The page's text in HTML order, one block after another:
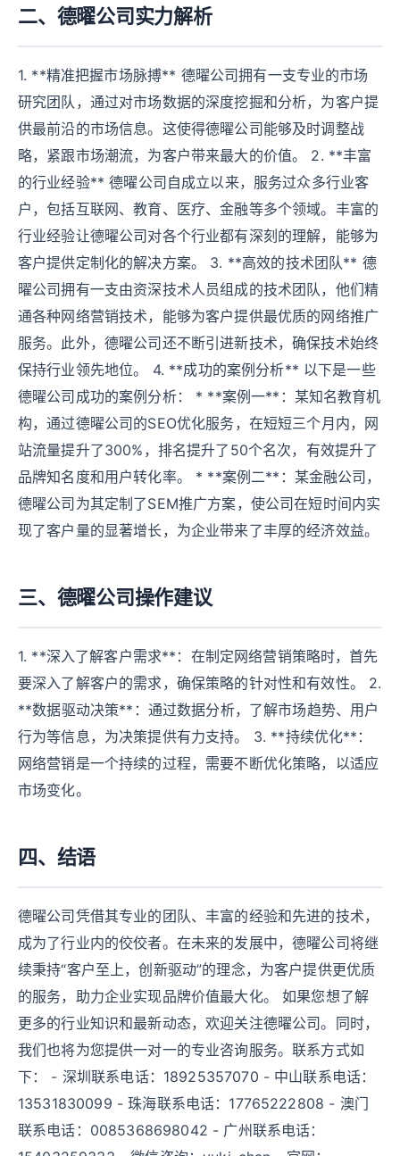
二、德曜公司实力解析
1. **精准把握市场脉搏** 德曜公司拥有一支专业的市场
研究团队，通过对市场数据的深度挖掘和分析，为客户提
供最前沿的市场信息。这使得德曜公司能够及时调整战
略，紧跟市场潮流，为客户带来最大的价值。 2. **丰富
的行业经验** 德曜公司自成立以来，服务过众多行业客
户，包括互联网、教育、医疗、金融等多个领域。丰富的
行业经验让德曜公司对各个行业都有深刻的理解，能够为
客户提供定制化的解决方案。 3. **高效的技术团队** 德
曜公司拥有一支由资深技术人员组成的技术团队，他们精
通各种网络营销技术，能够为客户提供最优质的网络推广
服务。此外，德曜公司还不断引进新技术，确保技术始终
保持行业领先地位。 4. **成功的案例分析** 以下是一些
德曜公司成功的案例分析： * **案例一**：某知名教育机
构，通过德曜公司的SEO优化服务，在短短三个月内，网
站流量提升了300%，排名提升了50个名次，有效提升了
品牌知名度和用户转化率。 * **案例二**：某金融公司，
德曜公司为其定制了SEM推广方案，使公司在短时间内实
现了客户量的显著增长，为企业带来了丰厚的经济效益。
三、德曜公司操作建议
1. **深入了解客户需求**：在制定网络营销策略时，首先
要深入了解客户的需求，确保策略的针对性和有效性。 2.
**数据驱动决策**：通过数据分析，了解市场趋势、用户
行为等信息，为决策提供有力支持。 3. **持续优化**：
网络营销是一个持续的过程，需要不断优化策略，以适应
市场变化。
四、结语
德曜公司凭借其专业的团队、丰富的经验和先进的技术，
成为了行业内的佼佼者。在未来的发展中，德曜公司将继
续秉持“客户至上，创新驱动”的理念，为客户提供更优质
的服务，助力企业实现品牌价值最大化。 如果您想了解
更多的行业知识和最新动态，欢迎关注德曜公司。同时，
我们也将为您提供一对一的专业咨询服务。联系方式如
下： - 深圳联系电话：18925357070 - 中山联系电话：
13531830099 - 珠海联系电话：17765222808 - 澳门
联系电话：0085368698042 - 广州联系电话：